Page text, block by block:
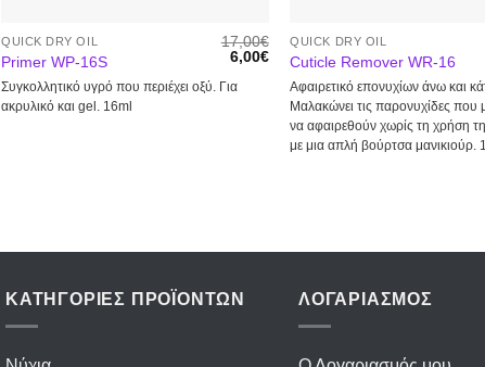
QUICK DRY OIL
Primer WP-16S
17,00€
6,00€
Συγκολλητικό υγρό που περιέχει οξύ. Για
ακρυλικό και gel. 16ml
QUICK DRY OIL
Cuticle Remover WR-16
Αφαιρετικό επονυχίων άνω και
Μαλακώνει τις παρονυχίδες
να αφαιρεθούν χωρίς τη χρήση
με μια απλή βούρτσα μανικιούρ.
ΚΑΤΗΓΟΡΙΕΣ ΠΡΟΪΟΝΤΩΝ ΛΟΓΑΡΙΑΣΜΟΣ